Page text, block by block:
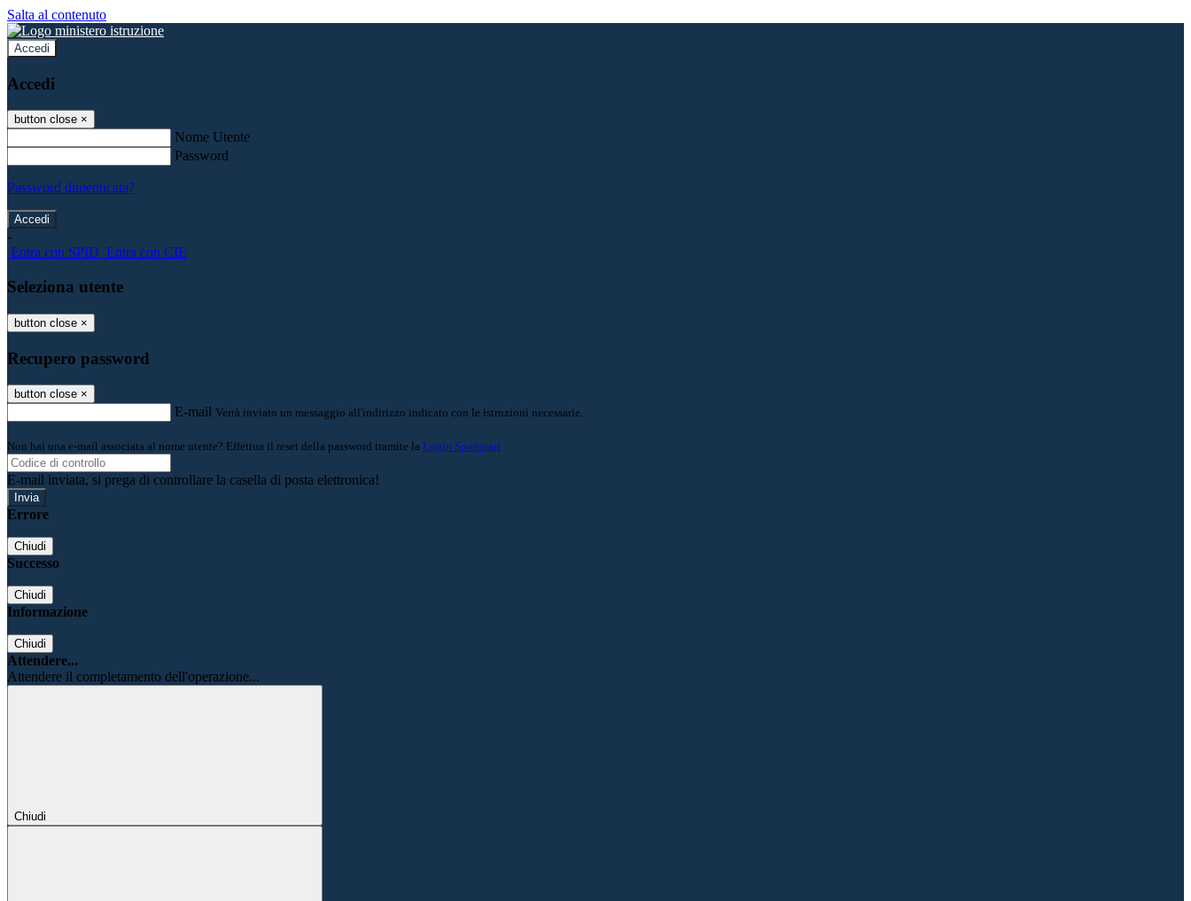
Salta al contenuto
Accedi
Accedi
button close ×
Nome Utente
Password
Password dimenticata?
-
Entra con SPID Entra con CIE
Seleziona utente
button close ×
Recupero password
button close ×
E-mail Verrà inviato un messaggio all'indirizzo indicato con le istruzioni necessarie.
Non hai una e-mail associata al nome utente? Effettua il reset della password tramite la Login Spaggiari
E-mail inviata, si prega di controllare la casella di posta elettronica!
Errore
Chiudi
Successo
Chiudi
Informazione
Chiudi
Attendere...
Attendere il completamento dell'operazione...
Chiudi